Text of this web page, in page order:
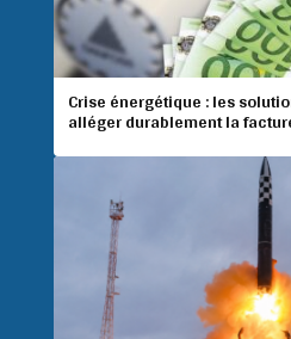
Crise énergétique : les
alléger durablement la